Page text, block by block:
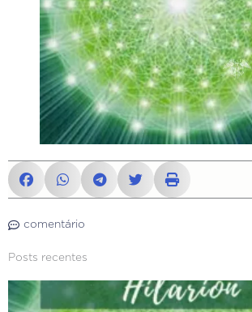
comentário
Posts recentes